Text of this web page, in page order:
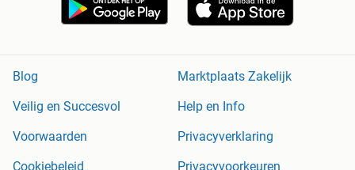
Blog
Marktplaats Zakelijk
Veilig en Succesvol
Help en Info
Voorwaarden
Privacyverklaring
Cookiebeleid
Privacyvoorkeuren